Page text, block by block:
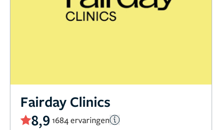
Fairday Clinics
8,9 1684 ervaringen